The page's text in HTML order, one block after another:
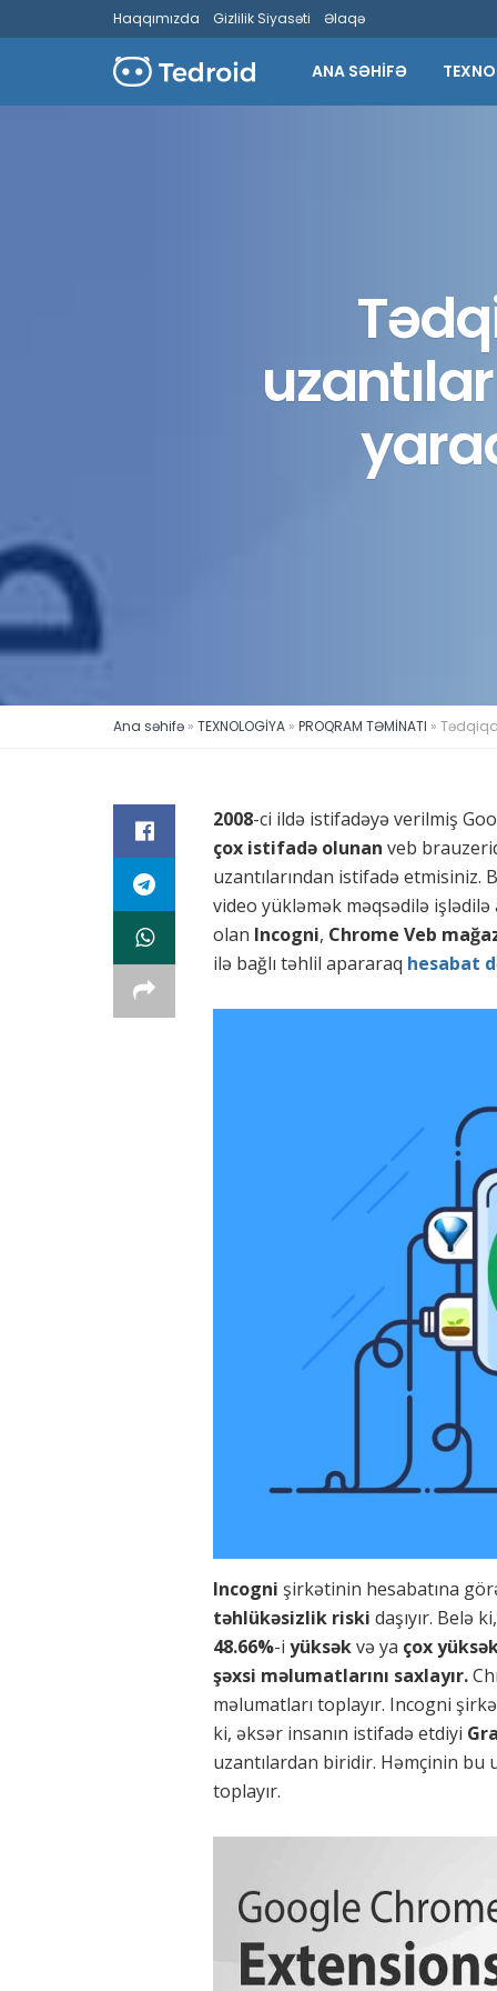
Haqqımızda Gizlilik Siyasəti Əlaqə
ANA SƏHİFƏ
Ana səhifə » TEXNOLOGİYA » PROQRAM TƏMİNATI »
2008-ci ildə istifadəyə verilmiş
çox istifadə olunan veb
uzantılarından istifadə etmisiniz.
video yükləmək məqsədilə
olan Incogni, Chrome Veb
ilə bağlı təhlil apararaq hesabat
Incogni şirkətinin hesabatına
təhlükəsizlik riski daşıyır. Belə
48.66%-i yüksəkvə ya çox
şəxsi məlumatlarını saxlayır.
məlumatları toplayır. Incogni
ki, əksər insanın istifadə etdiyi
uzantılardan biridir. Həmçinin bu
toplayır.